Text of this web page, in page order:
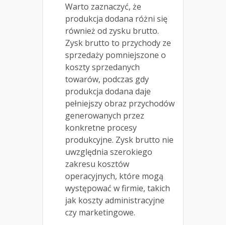
Warto zaznaczyć, że
produkcja dodana różni się
również od zysku brutto.
Zysk brutto to przychody ze
sprzedaży pomniejszone o
koszty sprzedanych
towarów, podczas gdy
produkcja dodana daje
pełniejszy obraz przychodów
generowanych przez
konkretne procesy
produkcyjne. Zysk brutto nie
uwzględnia szerokiego
zakresu kosztów
operacyjnych, które mogą
występować w firmie, takich
jak koszty administracyjne
czy marketingowe.